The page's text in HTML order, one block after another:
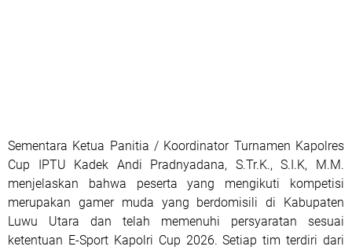
Sementara Ketua Panitia / Koordinator Turnamen Kapolres
Cup IPTU Kadek Andi Pradnyadana, S.Tr.K., S.I.K, M.M.
menjelaskan bahwa peserta yang mengikuti kompetisi
merupakan gamer muda yang berdomisili di Kabupaten
Luwu Utara dan telah memenuhi persyaratan sesuai
ketentuan E-Sport Kapolri Cup 2026. Setiap tim terdiri dari